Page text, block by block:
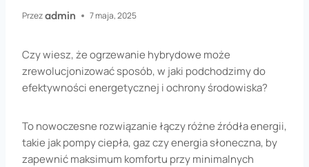
Przezadmin 7 maja, 2025
Czy wiesz, że ogrzewanie hybrydowe może
zrewolucjonizować sposób, w jaki podchodzimy do
efektywności energetycznej i ochrony środowiska?
To nowoczesne rozwiązanie łączy różne źródła energii,
takie jak pompy ciepła, gaz czy energia słoneczna, by
zapewnić maksimum komfortu przy minimalnych